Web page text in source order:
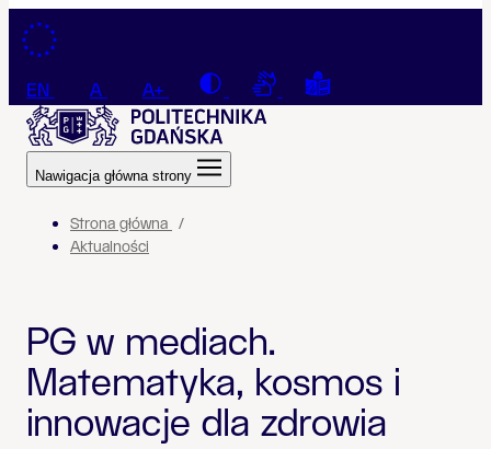
Przejdź do treści
EN A A+ Contrast Connection with a sign
Tekst łatwy do
Nawigacja główna strony
Strona główna
Aktualności
PG w mediach.
Matematyka, kosmos i
innowacje dla zdrowia